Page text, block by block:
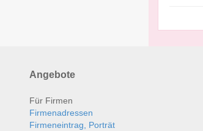
Angebote
Für Firmen
Firmenadressen
Firmeneintrag, Porträt